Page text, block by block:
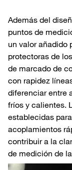
Además del
puntos de
un valor añadido
protectoras de
de marcado de
con rapidez
diferenciar entre
fríos y calientes.
establecidas
acoplamientos
contribuir a la
de medición de